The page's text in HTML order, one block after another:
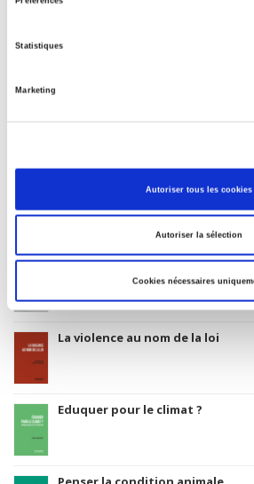
Statistiques
Marketing
Autoriser tous les cookies
Autoriser la sélection
Cookies nécessaires
01 novembre 2004
Classification thématique Thema:
Salariés en justice
Rome, promenades
La violence au nom de la loi
Eduquer pour le climat ?